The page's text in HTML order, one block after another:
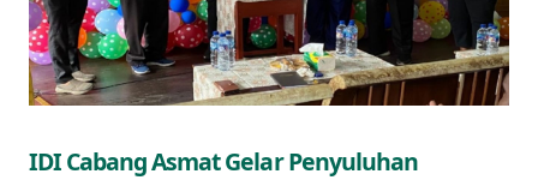
IDI Cabang Asmat Gelar Penyuluhan